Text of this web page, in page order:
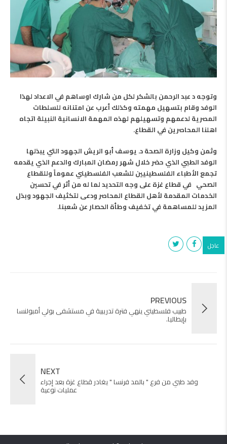
وتوجه د عبد الرحمن بالشكر لكل من شارك اوساهم في الاعداد لهذا
الوفد وقام بتسهيل مهمته وكذلك أعرب عن امتنانه للسلطات
المصرية لدعمهم وتسهيلهم لهذه المهمة الانسانية النبيلة اتجاه
اهلنا المحاصرين في القطاع.
وثمن وكيل وزارة الصحة د. يوسف أبو الريش الجهود التي يبذلها
الوفد الطبي الذي حضر خلال شهر رمضان المبارك والدعم الذي يقدمه
تجمع الأطباء الفلسطينيين للشعب الفلسطيني عموماً وللقطاع
الصحي في قطاع غزة على وجه التحديد لما له من أثر في تحسين
الخدمات المقدمة لأهل القطاع المحاصر ودعى لتكثيف الجهود وبذل
المزيد للمساهمة في تخفيف وطأة الحصار عن شعبنا.
عاجل
PREVIOUS
طبيب فلسطيني ينهي فترة تدريبية في مستشفى بولي أمبولنسا
بإيطاليا.
NEXT
وفد طبي من فرع " بالمد فرنسا " يغادر قطاع غزة بعد إجراء
عمليات نوعية